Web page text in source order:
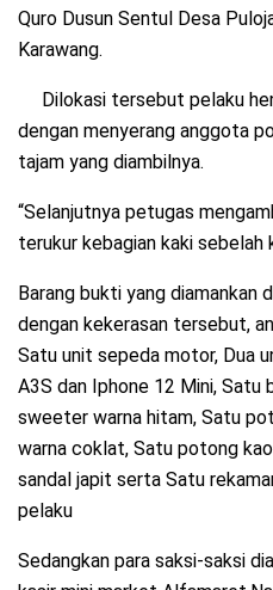
Quro Dusun Sentul Desa
Karawang.
Dilokasi tersebut pelaku
dengan menyerang anggota
tajam yang diambilnya.
“Selanjutnya petugas
terukur kebagian kaki sebelah
Barang bukti yang diamankan
dengan kekerasan tersebut,
Satu unit sepeda motor, Dua
A3S dan Iphone 12 Mini, Satu
sweeter warna hitam, Satu
warna coklat, Satu potong
sandal japit serta Satu
pelaku
Sedangkan para saksi-saksi